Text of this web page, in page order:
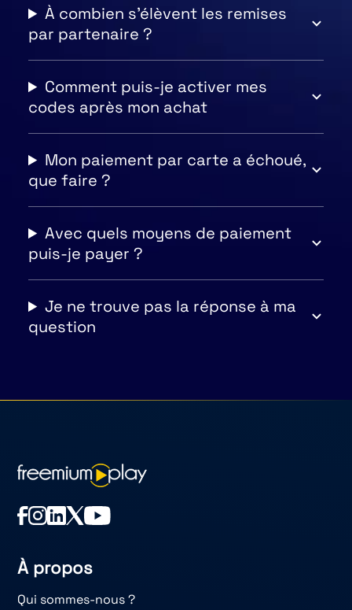
À combien s'élèvent les remises
par partenaire ?
Comment puis-je activer mes
codes après mon achat
Mon paiement par carte a échoué,
que faire ?
Avec quels moyens de paiement
puis-je payer ?
Je ne trouve pas la réponse à ma
question
À propos
Qui sommes-nous ?